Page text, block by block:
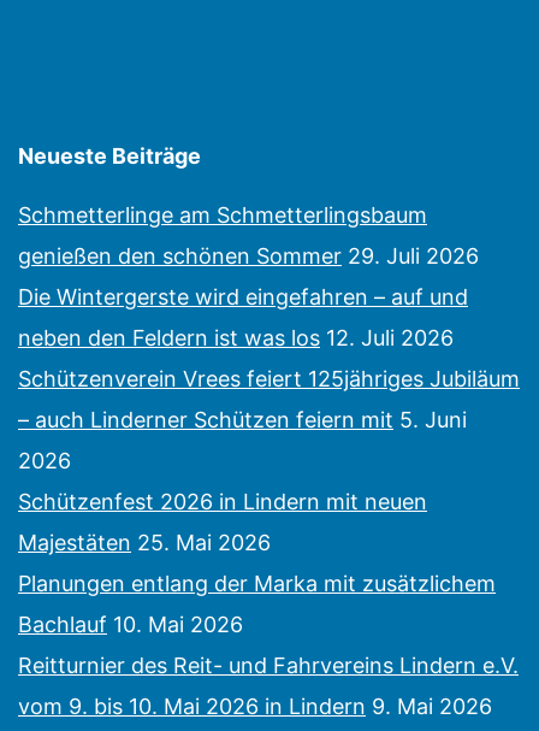
Neueste Beiträge
Schmetterlinge am Schmetterlingsbaum
genießen den schönen Sommer 29. Juli 2026
Die Wintergerste wird eingefahren – auf und
neben den Feldern ist was los 12. Juli 2026
Schützenverein Vrees feiert 125jähriges Jubiläum
– auch Linderner Schützen feiern mit 5. Juni
2026
Schützenfest 2026 in Lindern mit neuen
Majestäten 25. Mai 2026
Planungen entlang der Marka mit zusätzlichem
Bachlauf 10. Mai 2026
Reitturnier des Reit- und Fahrvereins Lindern e.V.
vom 9. bis 10. Mai 2026 in Lindern 9. Mai 2026